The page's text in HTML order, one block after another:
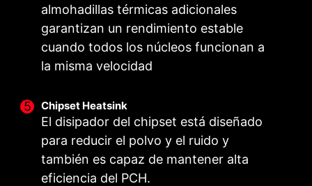
almohadillas térmicas adicionales
garantizan un rendimiento estable
cuando todos los núcleos funcionan a
la misma velocidad
Chipset Heatsink
El disipador del chipset está diseñado
para reducir el polvo y el ruido y
también es capaz de mantener alta
eficiencia del PCH.
CPU multinúcleo
overclockeada.
de forma más rápida y sin
distorsiones, con una precisión
milimétrica.
para el overclocking de la CPU.
SOLUCIÓN DE LA PCB
OPTIMIZADA
El diseño de la placa de circuito impresA se ha
optimizado para un mayor ancho de banda y
ARRANQUE GARANTIZADO
¿Has tenido problemas al actualizar la BIOS o
se ha dañado? No te preocupes, las Placas
Madre MSI ofrecen múltiples opciones para